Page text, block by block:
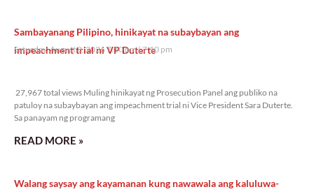
Sambayanang Pilipino, hinikayat na subaybayan ang
impeachment trial ni VP Duterte
Saturday, August 8, 2026 7:10 pm 7:10 pm
27,967 total views Muling hinikayat ng Prosecution Panel ang publiko na
patuloy na subaybayan ang impeachment trial ni Vice President Sara Duterte.
Sa panayam ng programang
READ MORE »
Walang saysay ang kayamanan kung nawawala ang kaluluwa-